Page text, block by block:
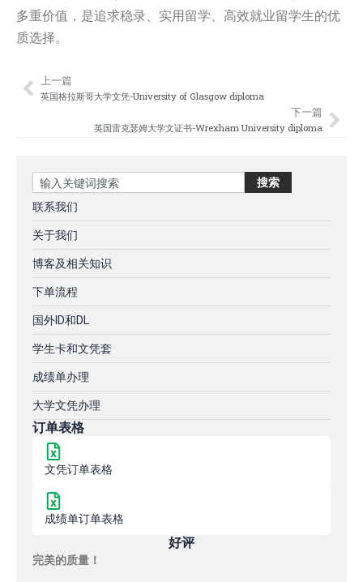
多重价值，是追求稳录、实用留学、高效就业留学生的优
质选择。
Prev
上一篇
英国格拉斯哥大学文凭-University of Glasgow diploma
下一篇
英国雷克瑟姆大学文证书-Wrexham University diploma
Search 搜索
联系我们
关于我们
博客及相关知识
下单流程
国外ID和DL
学生卡和文凭套
成绩单办理
大学文凭办理
订单表格
文凭订单表格
成绩单订单表格
好评
完美的质量！